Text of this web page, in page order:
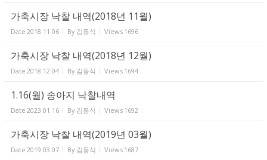
가축시장 낙찰 내역(2018년 11월)
Date 2018.11.06 By 김동식 Views 1696
가축시장 낙찰 내역(2018년 12월)
Date 2018.12.04 By 김동식 Views 1694
1.16(월) 송아지 낙찰내역
Date 2023.01.16 By 김동식 Views 1692
가축시장 낙찰 내역(2019년 03월)
Date 2019.03.07 By 김동식 Views 1687